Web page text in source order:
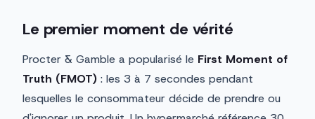
Le premier moment de vérité
Procter & Gamble a popularisé le First Moment of
Truth (FMOT) : les 3 à 7 secondes pendant
lesquelles le consommateur décide de prendre ou